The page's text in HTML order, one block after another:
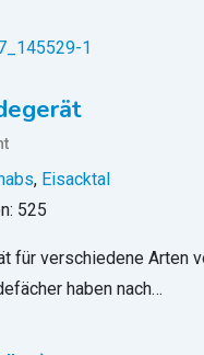
, Eisacktal
525
für verschiedene Arten
haben nach…